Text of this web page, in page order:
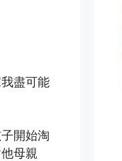
盡可能
開始淘
母親